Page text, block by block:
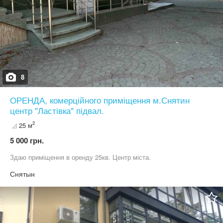
8
ОРЕНДА, комерційного приміщення м.Снятин
центр "Ластівка" підвал.
25 м2
5 000 грн.
Здаю приміщення в оренду 25кв. Центр міста.
Снятын